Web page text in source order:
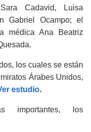
Cadavid, Luisa
Gabriel Ocampo; el
médica Ana Beatriz
los cuales se están
Árabes Unidos,
estudio.
importantes, los